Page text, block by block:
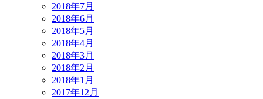
2018年7月
2018年6月
2018年5月
2018年4月
2018年3月
2018年2月
2018年1月
2017年12月